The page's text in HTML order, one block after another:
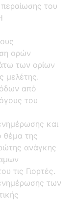
του
ορών
των ορίων
μελέτης.
από
του
και
θέμα της
ανάγκης
τις Γιορτές.
των